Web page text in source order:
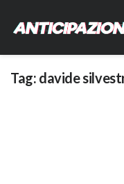
Tag: davide